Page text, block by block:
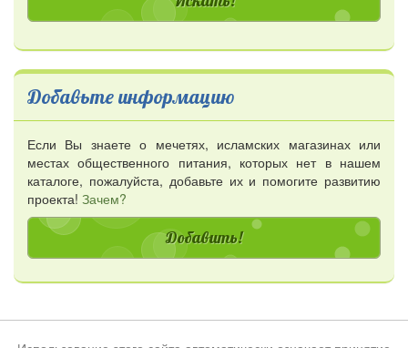
Добавьте информацию
Если Вы знаете о мечетях, исламских магазинах или
местах общественного питания, которых нет в нашем
каталоге, пожалуйста, добавьте их и помогите развитию
проекта! Зачем?
Добавить!